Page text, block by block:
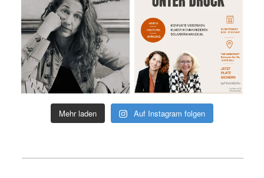
Mehr laden Auf Instagram folgen